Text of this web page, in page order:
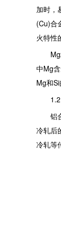
加时，
(Cu)合
火特性
中Mg
Mg和
1.2
铝合
冷轧后
冷轧等